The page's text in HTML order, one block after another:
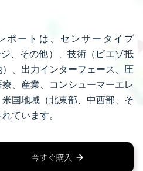
ポートは、センサータイプ
ジ、その他）、技術（ピエゾ抵
、出力インターフェース、圧
、産業、コンシューマーエレ
国地域（北東部、中西部、そ
ています。